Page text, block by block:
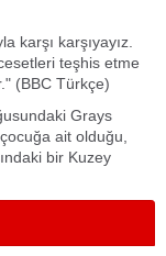
karşı karşıyayız.
teşhis etme
(BBC Türkçe)
Grays
ait olduğu,
bir Kuzey